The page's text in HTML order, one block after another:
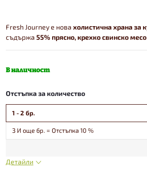
Fresh Journey е нова холистична храна за
съдържа 55% прясно, крехко свинско
В наличност
Отстъпка за количество
1 - 2 бр.
3 И още бр. = Отстъпка 10 %
Детайли